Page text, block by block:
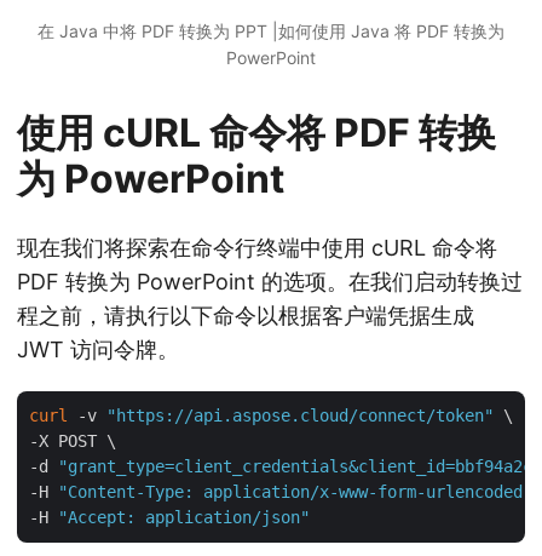
在 Java 中将 PDF 转换为 PPT |如何使用 Java 将 PDF 转换为
PowerPoint
使用 cURL 命令将 PDF 转换
为 PowerPoint
现在我们将探索在命令行终端中使用 cURL 命令将
PDF 转换为 PowerPoint 的选项。在我们启动转换过
程之前，请执行以下命令以根据客户端凭据生成
JWT 访问令牌。
curl -v "https://api.aspose.cloud/connect/token"
\
-X POST \
-d
"grant_type=client_credentials&client_id=bbf94a2c-
-H
"Content-Type: application/x-www-form-urlencoded"
-H
"Accept: application/json"